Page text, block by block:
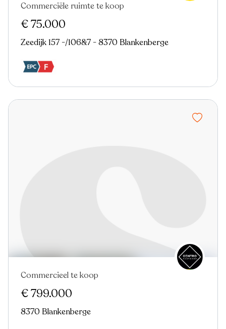
Commerciële ruimte te koop
€ 75.000
Zeedijk 157 -/106&7 - 8370 Blankenberge
Commercieel te koop
€ 799.000
8370 Blankenberge